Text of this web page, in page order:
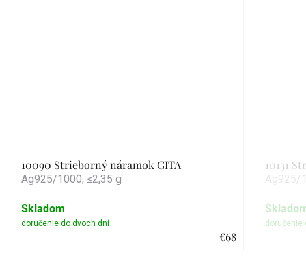
10090 Strieborný náramok GITA
Ag925/1000; ≤2,35 g
€68
Skladom
10131